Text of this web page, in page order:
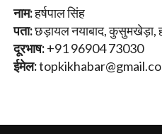
नाम:हर्षपाल सिंह
पता:छड़ायल नयाबाद, कुसुमखेड़ा,
दूरभाष:+91 96904 73030
ईमेल: